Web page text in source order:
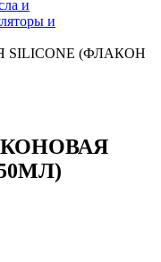
и
и
(ФЛАКОН